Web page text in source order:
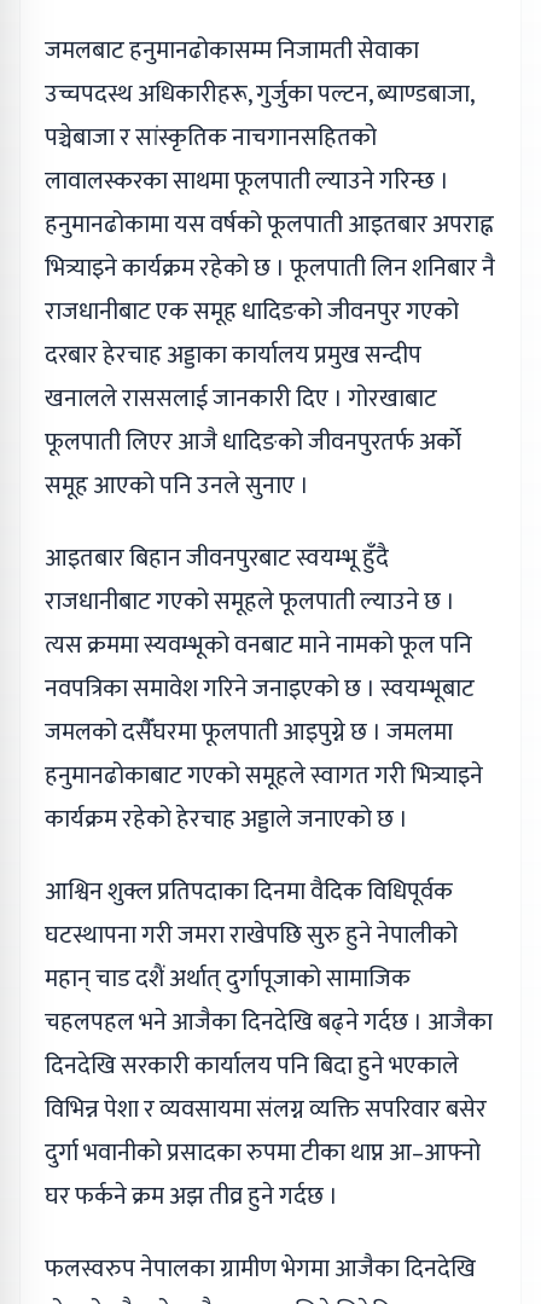
जमलबाट हनुमानढोकासम्म निजामती सेवाका
उच्चपदस्थ अधिकारीहरू, गुर्जुका पल्टन, ब्याण्डबाजा,
पञ्चेबाजा र सांस्कृतिक नाचगानसहितको
लावालस्करका साथमा फूलपाती ल्याउने गरिन्छ ।
हनुमानढोकामा यस वर्षको फूलपाती आइतबार अपराह्न
भित्र्याइने कार्यक्रम रहेको छ । फूलपाती लिन शनिबार नै
राजधानीबाट एक समूह धादिङको जीवनपुर गएको
दरबार हेरचाह अड्डाका कार्यालय प्रमुख सन्दीप
खनालले राससलाई जानकारी दिए । गोरखाबाट
फूलपाती लिएर आजै धादिङको जीवनपुरतर्फ अर्को
समूह आएको पनि उनले सुनाए ।
आइतबार बिहान जीवनपुरबाट स्वयम्भू हुँदै
राजधानीबाट गएको समूहले फूलपाती ल्याउने छ ।
त्यस क्रममा स्यवम्भूको वनबाट माने नामको फूल पनि
नवपत्रिका समावेश गरिने जनाइएको छ । स्वयम्भूबाट
जमलको दसैँघरमा फूलपाती आइपुग्ने छ । जमलमा
हनुमानढोकाबाट गएको समूहले स्वागत गरी भित्र्याइने
कार्यक्रम रहेको हेरचाह अड्डाले जनाएको छ ।
आश्विन शुक्ल प्रतिपदाका दिनमा वैदिक विधिपूर्वक
घटस्थापना गरी जमरा राखेपछि सुरु हुने नेपालीको
महान् चाड दशैं अर्थात् दुर्गापूजाको सामाजिक
चहलपहल भने आजैका दिनदेखि बढ्ने गर्दछ । आजैका
दिनदेखि सरकारी कार्यालय पनि बिदा हुने भएकाले
विभिन्न पेशा र व्यवसायमा संलग्न व्यक्ति सपरिवार बसेर
दुर्गा भवानीको प्रसादका रुपमा टीका थाप्न आ–आफ्नो
घर फर्कने क्रम अझ तीव्र हुने गर्दछ ।
फलस्वरुप नेपालका ग्रामीण भेगमा आजैका दिनदेखि